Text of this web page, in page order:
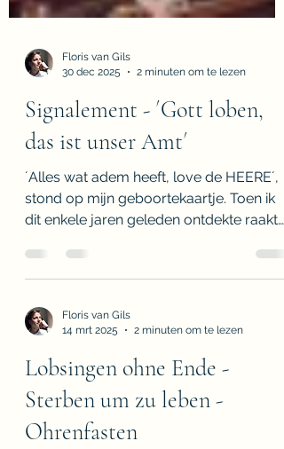
Floris van Gils
30 dec 2025
2 minuten om te lezen
Signalement - ´Gott loben,
das ist unser Amt´
stond op mijn geboortekaartje. Toen ik
dit enkele jaren geleden ontdekte raakte
het mij. Als kerkmusicus van het
Kirchengemeindeverband Brüggen-
deze tekst dagelijks leven. Ik ervaar het
als een groot geschenk dat roeping en
beroep samenvallen.
Floris van Gils
14 mrt 2025
2 minuten om te lezen
Lobsingen ohne Ende -